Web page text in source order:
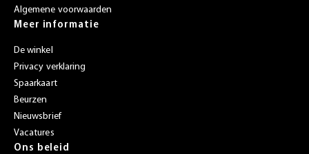
Algemene voorwaarden
Meer informatie
De winkel
Privacy verklaring
Spaarkaart
Beurzen
Nieuwsbrief
Vacatures
Ons beleid